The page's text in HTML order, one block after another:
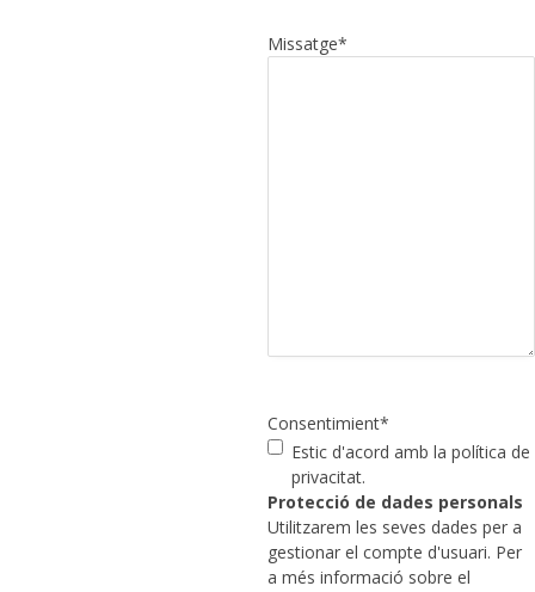
Missatge*
Consentimient*
Estic d'acord amb la política de
privacitat.
Protecció de dades personals
Utilitzarem les seves dades per a
gestionar el compte d'usuari. Per
a més informació sobre el